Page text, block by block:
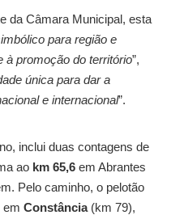
da Câmara Municipal, esta
para região e
à promoção do território”,
única para dar a
e internacional”.
inclui duas contagens de
ao km 65,6 em Abrantes
Pelo caminho, o pelotão
em Constância(km 79),